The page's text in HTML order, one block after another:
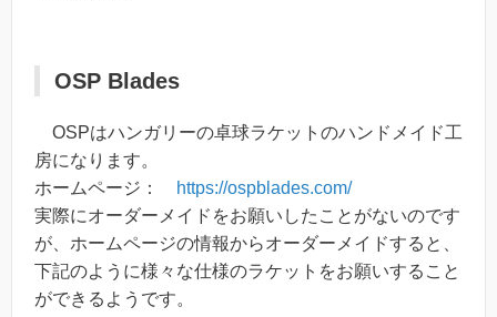
OSP Blades
OSPはハンガリーの卓球ラケットのハンドメイド工
房になります。
ホームページ：
https://ospblades.com/
実際にオーダーメイドをお願いしたことがないのです
が、ホームページの情報からオーダーメイドすると、
下記のように様々な仕様のラケットをお願いすること
ができるようです。